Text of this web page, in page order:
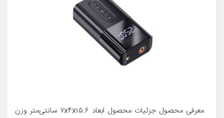
معرفی محصول جزئیات محصول ابعاد ۷x۴x۱۵.۶ سانتی‌متر وزن